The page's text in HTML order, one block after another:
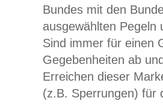
Bundes mit den
ausgewählten
Sind immer für einen
Gegebenheiten ab
Erreichen dieser
(z.B. Sperrungen) für